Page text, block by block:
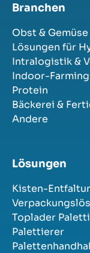
Branchen
Obst & Gemüse
Lösungen für
Intralogistik &
Indoor-Farming
Protein
Bäckerei &
Andere
Lösungen
Kisten-
Toplader
Palettierer